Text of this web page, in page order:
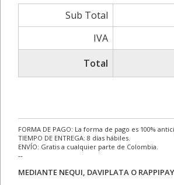
Sub Total
IVA
Total
FORMA DE PAGO: La forma de pago es 100%
TIEMPO DE ENTREGA: 8 días hábiles.
ENVÍO: Gratis a cualquier parte de Colombia.
--
MEDIANTE NEQUI, DAVIPLATA O RAPPIPAY